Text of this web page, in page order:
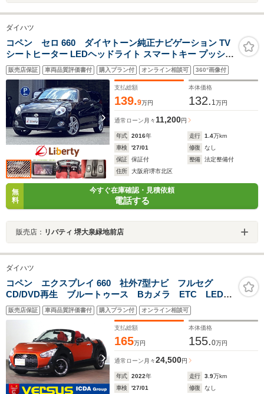
ダイハツ
コペン セロ 660 ダイヤトーン純正ナビゲーション TV
シートヒーター LEDヘッドライト スマートキー プッシュ
スタート 革巻きステアリング 純正アルミホイール 電動オ
ープン オートエアコン ステアリングスイッチ シー
トヒーター
販売店保証 車両品質評価書付 購入プラン付 オンライン相談可 360°画像付
支払総額
139.9万円
本体価格
132. 1万円
通常ローン 月々 11,200円
年式 2016年 走行 1.4万km
車検
'27/01 修復
なし
保証
保証付 整備
法定整備付
住所
大阪府堺市北区
無
料
今すぐ在庫確認・見積依頼
電話する
販売店： リバティ 堺大泉緑地前店
ダイハツ
コペン エクスプレイ 660 社外7型ナビ フルセグ
CD/DVD再生 ブルートゥース Bカメラ ETC LEDオ
ートライト インテリキー シートヒーター 電動オー
プン ターボ車 社外14AW 禁煙車
販売店保証 車両品質評価書付 購入プラン付 オンライン相談可
支払総額
165万円
本体価格
155.0万円
通常ローン 月々24,500円
年式 2022年 走行 3.9万km
車検
'27/01 修復
なし